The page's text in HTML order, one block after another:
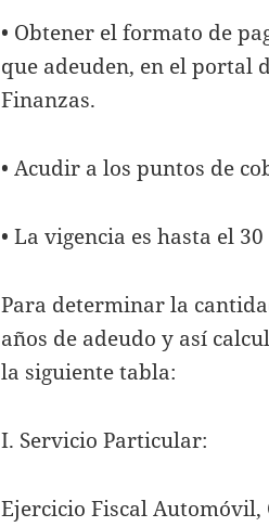
• Obtener el formato de
que adeuden, en el portal
Finanzas.
• Acudir a los puntos de
• La vigencia es hasta el
Para determinar la
años de adeudo y así
la siguiente tabla:
I. Servicio Particular:
Ejercicio Fiscal Automóvil,